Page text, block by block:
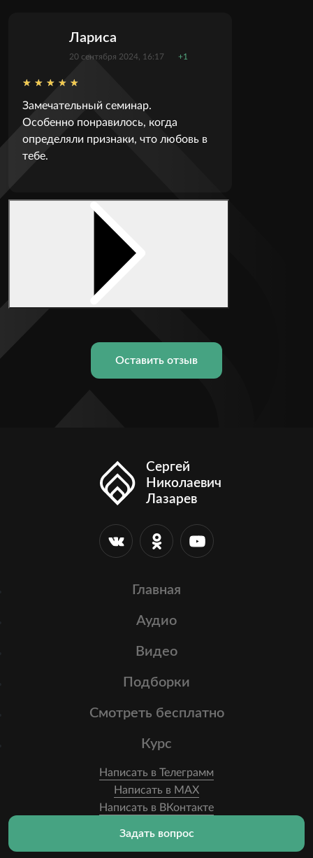
Лариса
20 сентября 2024, 16:17 +1
Замечательный семинар.
Особенно понравилось, когда
определяли признаки, что любовь в
тебе.
Оставить отзыв
Сергей
Николаевич
Лазарев
Главная
Аудио
Видео
Подборки
Смотреть бесплатно
Курс
Написать в Телеграмм
Написать в MAX
Написать в ВКонтакте
Задать вопрос